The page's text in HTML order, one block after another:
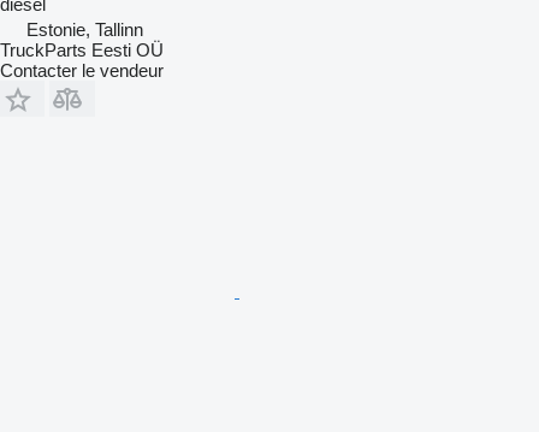
diesel
Estonie, Tallinn
TruckParts Eesti OÜ
Contacter le vendeur